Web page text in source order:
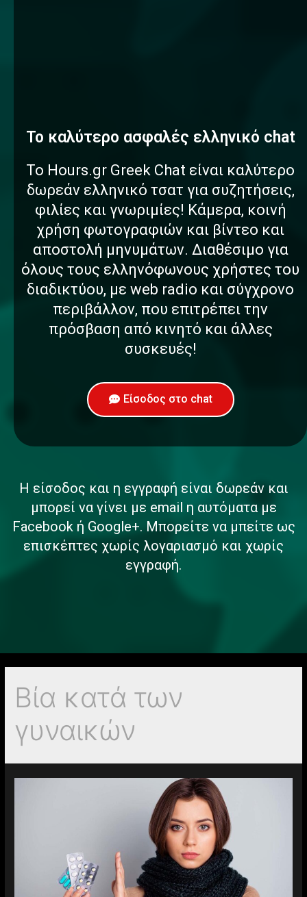
To καλύτερο ασφαλές ελληνικό chat
Το Hours.gr Greek Chat είναι καλύτερο
δωρεάν ελληνικό τσατ για συζητήσεις,
φιλίες και γνωριμίες! Κάμερα, κοινή
χρήση φωτογραφιών και βίντεο και
αποστολή μηνυμάτων. Διαθέσιμο για
όλους τους ελληνόφωνους χρήστες του
διαδικτύου, με web radio και σύγχρονο
περιβάλλον, που επιτρέπει την
πρόσβαση από κινητό και άλλες
συσκευές!
Είσοδος στο chat
Η είσοδος και η εγγραφή είναι δωρεάν και
μπορεί να γίνει με email η αυτόματα με
Facebook ή Google+. Μπορείτε να μπείτε ως
επισκέπτες χωρίς λογαριασμό και χωρίς
εγγραφή.
Βία κατά των
γυναικών